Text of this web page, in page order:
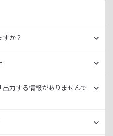
か？
ございませんので、安心し
でよりニッチなキーワード
秒登録）にご登録いただく
制限リセットは0時）
合は、有料プランのご利用
力する情報がありませんで
ができません。